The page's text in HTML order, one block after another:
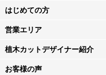
はじめての方
営業エリア
植木カットデザイナー紹介
お客様の声